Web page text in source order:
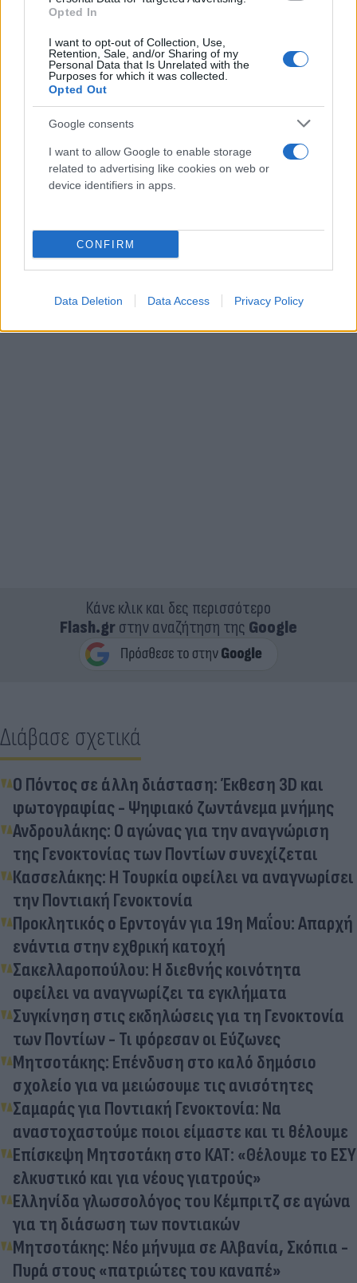
Opted In
I want to opt-out of Collection, Use,
Retention, Sale, and/or Sharing of my
Personal Data that Is Unrelated with the
Purposes for which it was collected.
Opted Out
Google consents
I want to allow Google to enable storage
related to advertising like cookies on web or
device identifiers in apps.
CONFIRM
Data Deletion Data Access Privacy Policy
Κάνε κλικ και δες περισσότερο
Flash.grστην αναζήτηση της Google
Διάβασε σχετικά
Ο Πόντος σε άλλη διάσταση: Έκθεση 3D και
φωτογραφίας - Ψηφιακό ζωντάνεμα μνήμης
Ανδρουλάκης: Ο αγώνας για την αναγνώριση
της Γενοκτονίας των Ποντίων συνεχίζεται
Κασσελάκης: Η Τουρκία οφείλει να αναγνωρίσει
την Ποντιακή Γενοκτονία
Προκλητικός ο Ερντογάν για 19η Μαΐου: Απαρχή
ενάντια στην εχθρική κατοχή
Σακελλαροπούλου: Η διεθνής κοινότητα
οφείλει να αναγνωρίζει τα εγκλήματα
Συγκίνηση στις εκδηλώσεις για τη Γενοκτονία
των Ποντίων - Τι φόρεσαν οι Εύζωνες
Μητσοτάκης: Επένδυση στο καλό δημόσιο
σχολείο για να μειώσουμε τις ανισότητες
Σαμαράς για Ποντιακή Γενοκτονία: Να
αναστοχαστούμε ποιοι είμαστε και τι θέλουμε
Επίσκεψη Μητσοτάκη στο ΚΑΤ: «Θέλουμε το ΕΣΥ
ελκυστικό και για νέους γιατρούς»
Ελληνίδα γλωσσολόγος του Κέμπριτζ σε αγώνα
για τη διάσωση των ποντιακών
Μητσοτάκης: Νέο μήνυμα σε Αλβανία, Σκόπια -
Πυρά στους «πατριώτες του καναπέ»